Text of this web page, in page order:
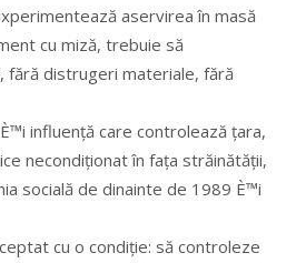
aservirea în masă
cu miză, trebuie să
fără distrugeri materiale, fără
influență care controlează țara,
necondiționat în fața străinătății,
socială de dinainte de 1989 È™i
cu o condiție: să controleze